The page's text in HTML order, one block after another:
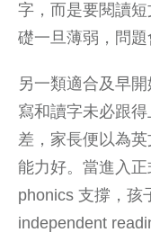
字，而是要閱讀
礎一旦薄弱，問題
另一類適合及早
寫和讀字未必跟
差，家長便以為
能力好。當進入
phonics 支撐，孩
independent